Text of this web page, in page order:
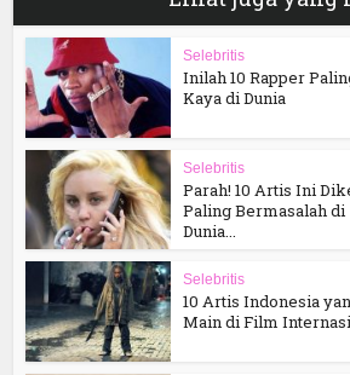
Selebritis
Inilah 10 Rapper
Kaya di Dunia
Selebritis
Parah! 10 Artis Ini
Paling Bermasalah di
Dunia...
Selebritis
10 Artis Indonesia
Main di Film